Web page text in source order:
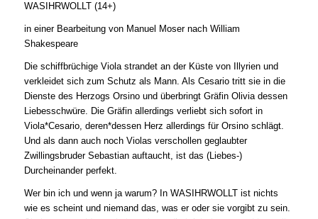
WASIHRWOLLT (14+)
in einer Bearbeitung von Manuel Moser nach William
Shakespeare
Die schiffbrüchige Viola strandet an der Küste von Illyrien und
verkleidet sich zum Schutz als Mann. Als Cesario tritt sie in die
Dienste des Herzogs Orsino und überbringt Gräfin Olivia dessen
Liebesschwüre. Die Gräfin allerdings verliebt sich sofort in
Viola*Cesario, deren*dessen Herz allerdings für Orsino schlägt.
Und als dann auch noch Violas verschollen geglaubter
Zwillingsbruder Sebastian auftaucht, ist das (Liebes-)
Durcheinander perfekt.
Wer bin ich und wenn ja warum? In WASIHRWOLLT ist nichts
wie es scheint und niemand das, was er oder sie vorgibt zu sein.